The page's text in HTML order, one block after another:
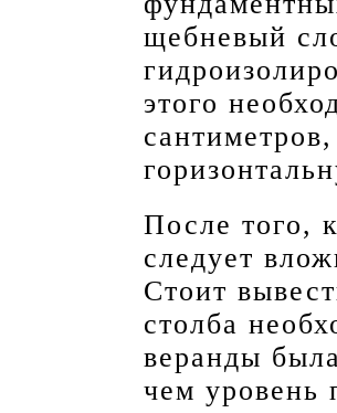
щебневый
этого
После того,
следует
Стоит
столба
веранды
чем уровень